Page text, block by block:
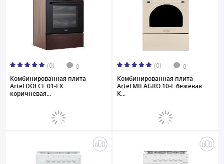
(0) 0
Комбинированная плита
Artel DOLCE 01-EX
коричневая...
(0) 0
Комбинированная плита
Artel MILAGRO 10-E бежевая
K...